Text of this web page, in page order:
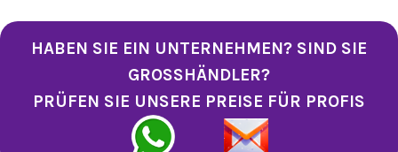
HABEN SIE EIN UNTERNEHMEN? SIND SIE
GROSSHÄNDLER?
PRÜFEN SIE UNSERE PREISE FÜR PROFIS